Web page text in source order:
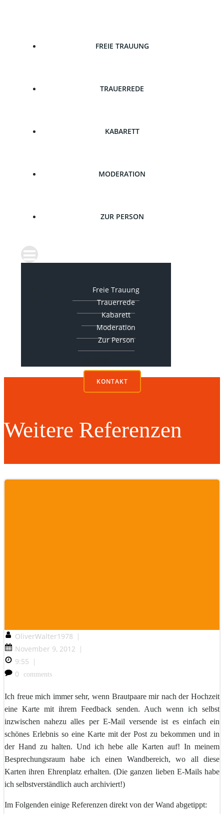
FREIE TRAUUNG
TRAUERREDE
KABARETT
MODERATION
ZUR PERSON
Freie Trauung
Trauerrede
Kabarett
Moderation
Zur Person
KONTAKT
Weitere Referenzen
OliverWalter1978 |
November 9, 2012 |
9:55 |
0 comments
Ich freue mich immer sehr, wenn Brautpaare mir nach der Hochzeit
eine Karte mit ihrem Feedback senden. Auch wenn ich selbst
inzwischen nahezu alles per E-Mail versende ist es einfach ein
schönes Erlebnis so eine Karte mit der Post zu bekommen und in
der Hand zu halten. Und ich hebe alle Karten auf! In meinem
Besprechungsraum habe ich einen Wandbereich, wo all diese
Karten ihren Ehrenplatz erhalten. (Die ganzen lieben E-Mails habe
ich selbstverständlich auch archiviert!)
Im Folgenden einige Referenzen direkt von der Wand abgetippt: